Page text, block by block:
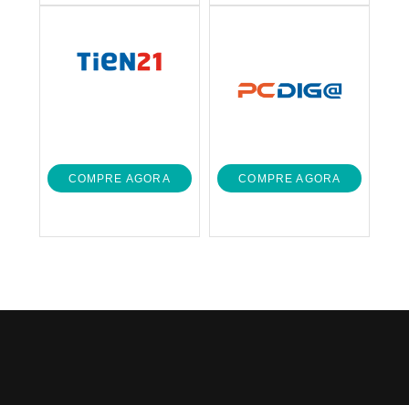
COMPRE AGORA COMPRE AGORA